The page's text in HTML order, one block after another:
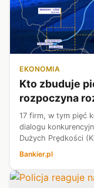
EKONOMIA
Kto zbuduje
rozpoczyna
17 firm, w tym pięć
dialogu
Dużych Prędkości
strategicznych Port
Bankier.pl